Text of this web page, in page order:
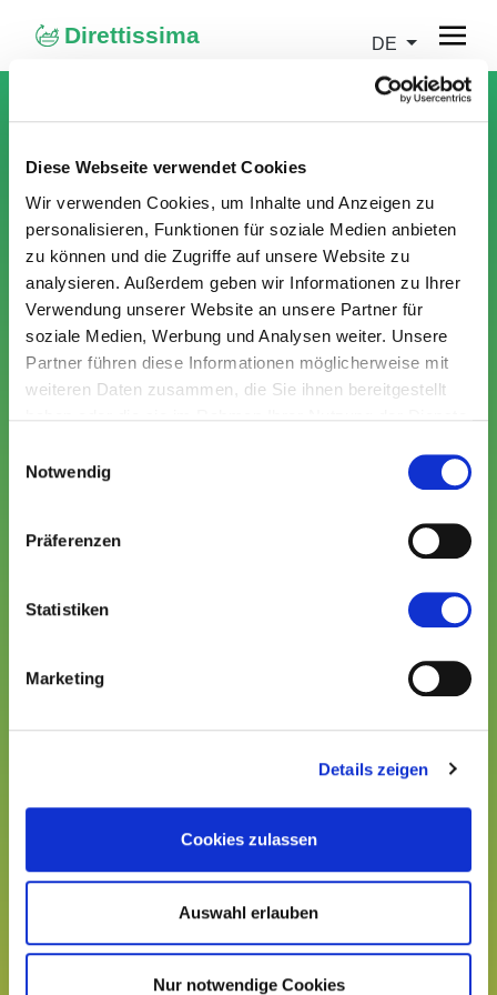
Diese Webseite verwendet Cookies
Wir verwenden Cookies, um Inhalte und Anzeigen zu
personalisieren, Funktionen für soziale Medien anbieten
zu können und die Zugriffe auf unsere Website zu
analysieren. Außerdem geben wir Informationen zu Ihrer
Verwendung unserer Website an unsere Partner für
soziale Medien, Werbung und Analysen weiter. Unsere
Partner führen diese Informationen möglicherweise mit
weiteren Daten zusammen, die Sie ihnen bereitgestellt
Notwendig
Präferenzen
Statistiken
Marketing
Details zeigen
Cookies zulassen
Auswahl erlauben
Nur notwendige Cookies
Direttissima DE
Besucherlogin
E-Mail Adresse
Passwort vergessen?
Besucherlogin